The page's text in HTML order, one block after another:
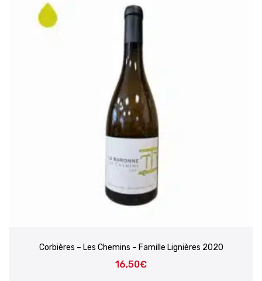
Corbières – Les Chemins – Famille Lignières 2020
16,50€